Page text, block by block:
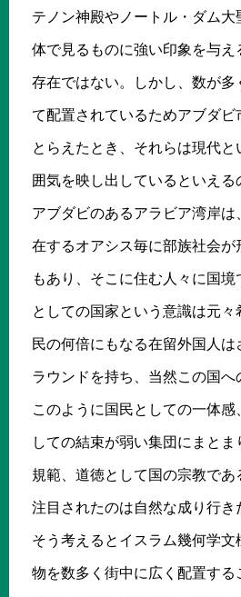
テノン神殿やノートル・ダム
体で見るものに強い印象を与え
存在ではない。しかし、数が多
て配置されているためアブダビ
とらえたとき、それらは現代
囲気を映し出しているといえる
アブダビのあるアラビア湾岸は
在するオアシス毎に部族社会が
もあり、そこに住む人々に国
としての国家という意識は元々
民の何倍にもなる在留外国人
ラウンドを持ち、当然この国へ
このように国民としての一体感
しての結束が弱い集団にまと
規範、道徳として国の宗教で
注目されたのは自然な成り行き
そう考えるとイスラム幾何学文
物を数多く街中に広く配置する